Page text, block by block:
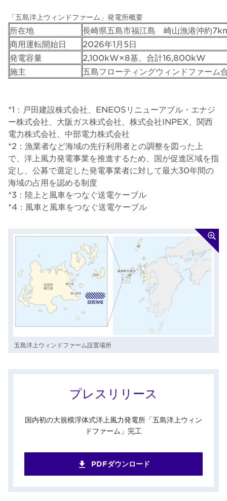
「五島洋上ウィンドファーム」発電所概要
所在地
長崎県五島市福江島 崎山漁港沖約
商用運転開始日
2026年1月5日
発電容量
2,100kW×8基、合計16,800kW
施主
五島フローティングウィンドファーム
*1：戸田建設株式会社、ENEOSリニューアブル・エナジ
ー株式会社、大阪ガス株式会社、株式会社INPEX、関西
電力株式会社、中部電力株式会社
*2：漁業者など海域の先行利用者との調整を図った上
で、洋上風力発電事業を推進するため、国が促進区域を指
定し、公募で選定した発電事業者に対して最大30年間の
海域の占用を認める制度
*3：陸上と風車をつなぐ送電ケーブル
*4：風車と風車をつなぐ送電ケーブル
五島洋上ウィンドファーム設置場所
プレスリリース
国内初の大規模浮体式洋上風力発電所「五島洋上ウィン
ドファーム」完工
PDFダウンロード